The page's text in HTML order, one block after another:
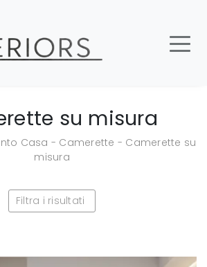
su misura
Casa - Camerette - Camerette su
misura
Filtra i risultati